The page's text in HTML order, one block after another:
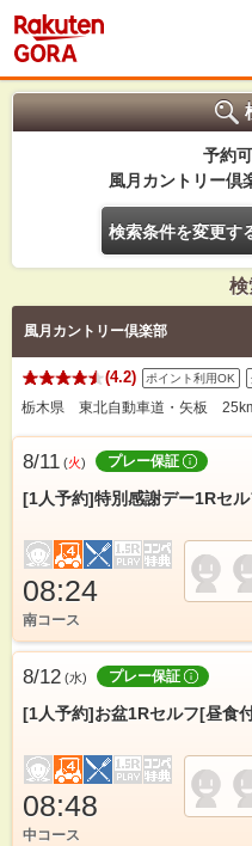
予約
風月カントリー倶
検索条件を変更す
検
風月カントリー倶楽部
(4.2) ポイント利用OK
栃木県 東北自動車道・矢板
8/11 (火) プレー保証
[1人予約]特別感謝デー1Rセ
08:24
南コース
8/12 (水) プレー保証
[1人予約]お盆1Rセルフ[昼食
08:48
中コース